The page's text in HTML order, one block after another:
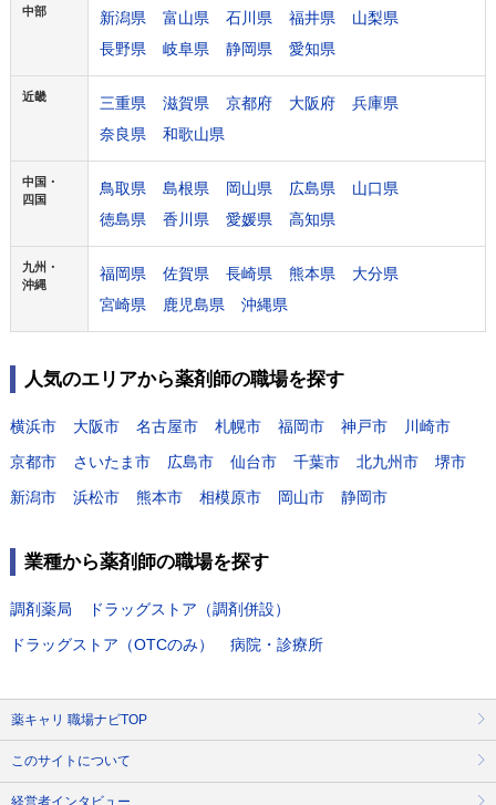
中部 新潟県 富山県 石川県 福井県
山梨県
長野県
岐阜県 静岡県 愛知県
近畿 三重県 滋賀県 京都府 大阪府
兵庫県
奈良県
和歌山県
中国・
四国
鳥取県 島根県 岡山県 広島県
山口県
徳島県
香川県 愛媛県 高知県
九州・
沖縄
福岡県 佐賀県 長崎県 熊本県
大分県
宮崎県
鹿児島県 沖縄県
人気のエリアから薬剤師の職場を探す
横浜市 大阪市 名古屋市 札幌市 福岡市 神戸市
川崎市
京都市
さいたま市 広島市 仙台市 千葉市 北九州市
堺市
新潟市
浜松市 熊本市 相模原市 岡山市 静岡市
業種から薬剤師の職場を探す
調剤薬局
ドラッグストア（調剤併設）
ドラッグストア（OTCのみ）
病院・診療所
薬キャリ 職場ナビTOP
このサイトについて
経営者インタビュー